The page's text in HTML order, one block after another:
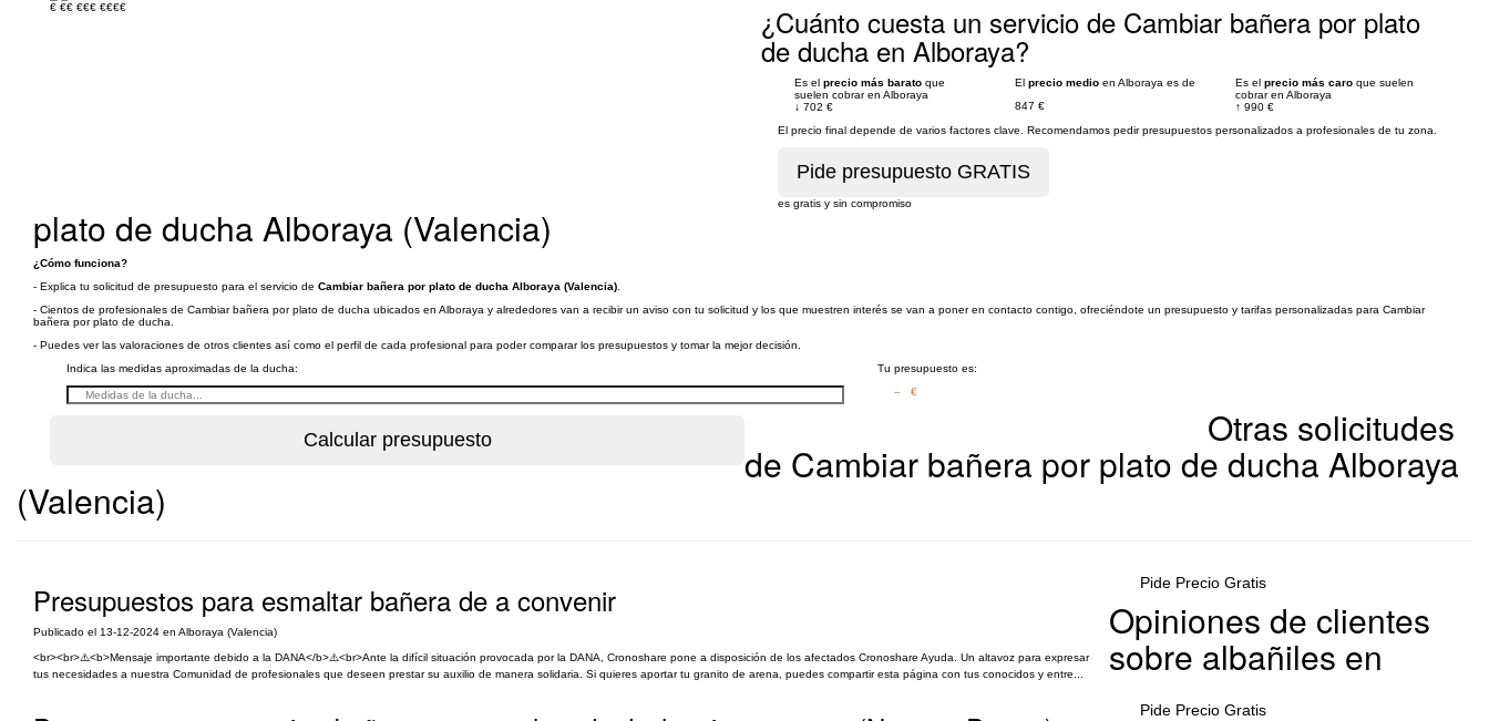
€ €€ €€€ €€€€ ¿Cuánto cuesta un servicio de Cambiar bañera por plato
de ducha en Alboraya?
Es el precio más barato que
suelen cobrar en Alboraya
↓ 702 €
El precio medio en Alboraya es de
847 €
Es el precio más caro que suelen
cobrar en Alboraya
↑ 990 €
El precio final depende de varios factores clave. Recomendamos pedir presupuestos personalizados a profesionales de tu zona.
es gratis y sin compromiso
plato de ducha Alboraya (Valencia)
¿Cómo funciona?
- Explica tu solicitud de presupuesto para el servicio de Cambiar bañera por plato de ducha Alboraya (Valencia)
- Cientos de profesionales de Cambiar bañera por plato de ducha ubicados en Alboraya y alrededores van a recibir un aviso con tu solicitud y los que muestren interés se van a poner en contacto contigo, ofreciéndote un presupuesto y tarifas personalizadas para Cambiar
bañera por plato de ducha.
- Puedes ver las valoraciones de otros clientes así como el perfil de cada profesional para poder comparar los presupuestos y tomar la mejor decisión.
Indica las medidas aproximadas de la ducha:
Tu presupuesto es:
– €
Otras solicitudes
de Cambiar bañera por plato de ducha Alboraya
(Valencia)
Presupuestos para esmaltar bañera de a convenir
Publicado el 13-12-2024 en Alboraya (Valencia)
<br><br>⚠️<b>Mensaje importante debido a la DANA</b>⚠️<br>Ante la difícil situación provocada por la DANA, Cronoshare pone a disposición de los afectados Cronoshare Ayuda. Un altavoz para expresar
tus necesidades a nuestra Comunidad de profesionales que deseen prestar su auxilio de manera solidaria. Si quieres aportar tu granito de arena, puedes compartir esta página con tus conocidos y entre...
Pide Precio Gratis
Pide Precio Gratis
Opiniones de clientes
sobre albañiles en